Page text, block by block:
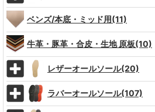
ベンズ/本底・ミッド用(11)
牛革・豚革・合皮・生地 原板(10)
レザーオールソール(20)
ラバーオールソール(107)